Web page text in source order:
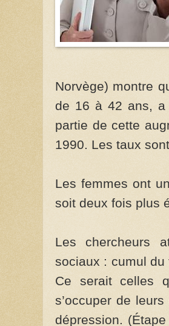
Norvège) montre
de 16 à 42 ans, a
partie de cette
1990. Les taux
Les femmes ont
soit deux fois plus
Les chercheurs
sociaux : cumul
Ce serait celles
s’occuper de
dépression.